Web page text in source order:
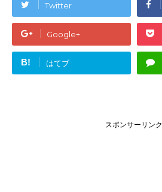
Twitter
Google+
B! はてブ
スポンサーリンク